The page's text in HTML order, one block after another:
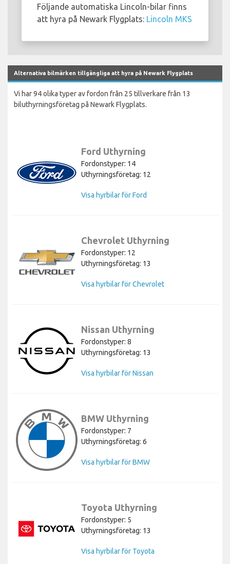
Följande automatiska Lincoln-bilar finns
att hyra på Newark Flygplats: Lincoln MKS
Alternativa bilmärken tillgängliga att hyra på Newark Flygplats
Vi har 94 olika typer av fordon från 25 tillverkare från 13
biluthyrningsföretag på Newark Flygplats.
Ford Uthyrning
Fordonstyper: 14
Uthyrningsföretag: 12
Visa hyrbilar för Ford
Chevrolet Uthyrning
Fordonstyper: 12
Uthyrningsföretag: 13
Visa hyrbilar för Chevrolet
Nissan Uthyrning
Fordonstyper: 8
Uthyrningsföretag: 13
Visa hyrbilar för Nissan
BMW Uthyrning
Fordonstyper: 7
Uthyrningsföretag: 6
Visa hyrbilar för BMW
Toyota Uthyrning
Fordonstyper: 5
Uthyrningsföretag: 13
Visa hyrbilar för Toyota